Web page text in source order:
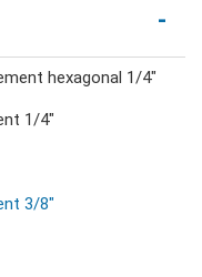
hexagonal 1/4"
1/4"
3/8"